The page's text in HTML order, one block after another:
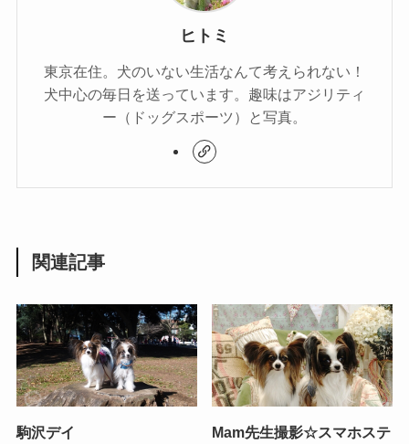
ヒトミ
東京在住。犬のいない生活なんて考えられない！
犬中心の毎日を送っています。趣味はアジリティ
ー（ドッグスポーツ）と写真。
関連記事
駒沢デイ
Mam先生撮影☆スマホステ